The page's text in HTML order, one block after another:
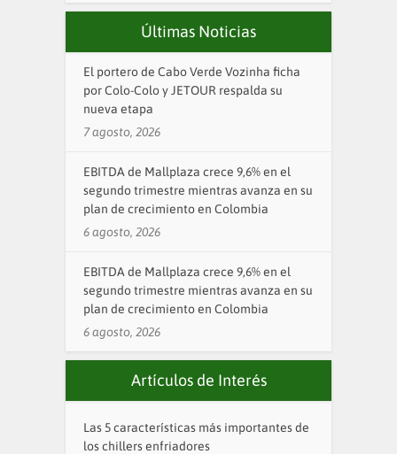
Últimas Noticias
El portero de Cabo Verde Vozinha ficha
por Colo-Colo y JETOUR respalda su
nueva etapa
7 agosto, 2026
EBITDA de Mallplaza crece 9,6% en el
segundo trimestre mientras avanza en su
plan de crecimiento en Colombia
6 agosto, 2026
EBITDA de Mallplaza crece 9,6% en el
segundo trimestre mientras avanza en su
plan de crecimiento en Colombia
6 agosto, 2026
Artículos de Interés
Las 5 características más importantes de
los chillers enfriadores